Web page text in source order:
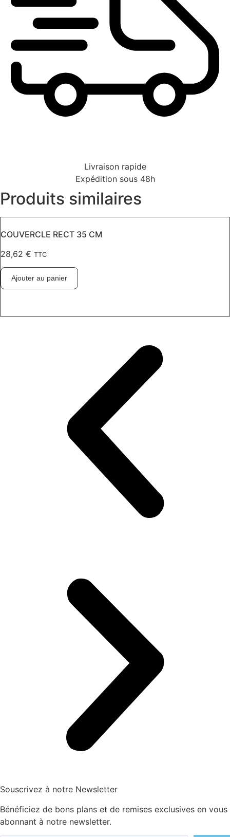
Livraison rapide
Expédition sous 48h
Produits similaires
COUVERCLE RECT 35 CM
28,62 € TTC
Ajouter au panier
Souscrivez à notre Newsletter
Bénéficiez de bons plans et de remises exclusives en vous
abonnant à notre newsletter.